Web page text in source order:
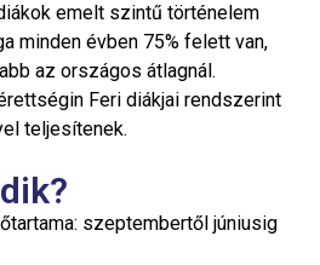
emelt szintű történelem
minden évben 75% felett van,
az országos átlagnál.
Feri diákjai rendszerint
teljesítenek.
szeptembertől júniusig